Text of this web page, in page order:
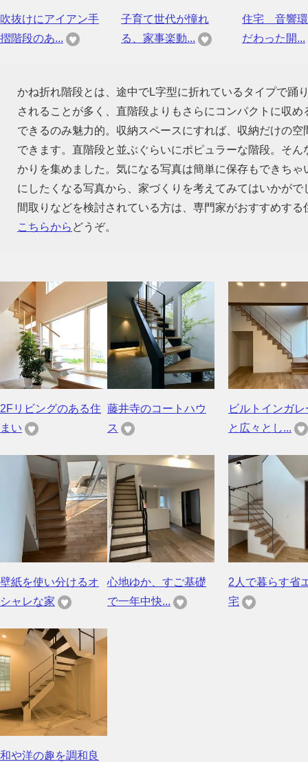
吹抜けにアイアン手
摺階段のあ...
子育て世代が憧れ
る、家事楽動...
住宅 音響環
だわった開...
かね折れ階段とは、途中でL字型に折れているタイプで踊
されることが多く、直階段よりもさらにコンパクトに収
できるのみ魅力的。収納スペースにすれば、収納だけの
できます。直階段と並ぶぐらいにポピュラーな階段。そ
かりを集めました。気になる写真は簡単に保存もできち
にしたくなる写真から、家づくりを考えてみてはいかが
間取りなどを検討されている方は、専門家がおすすめす
こちらから どうぞ。
2Fリビングのある住
まい
藤井寺のコートハウ
ス
ビルトインガレ
と広々とし...
壁紙を使い分けるオ
シャレな家
心地ゆか、すご基礎
で一年中快...
2人で暮らす省
宅
和や洋の趣を調和良